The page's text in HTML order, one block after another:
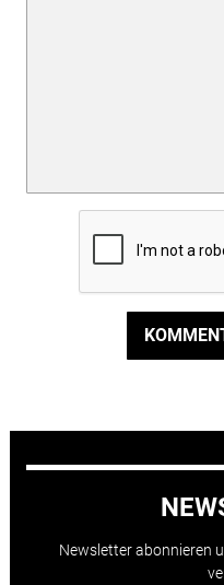
Newsletter abonnieren